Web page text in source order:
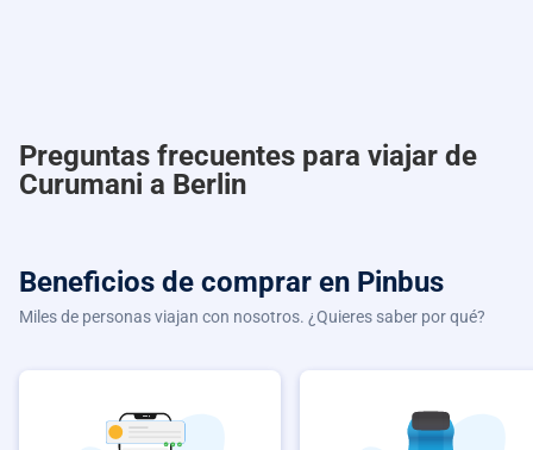
Preguntas frecuentes para viajar de
Curumani a Berlin
Beneficios de comprar en Pinbus
Miles de personas viajan con nosotros. ¿Quieres saber por qué?